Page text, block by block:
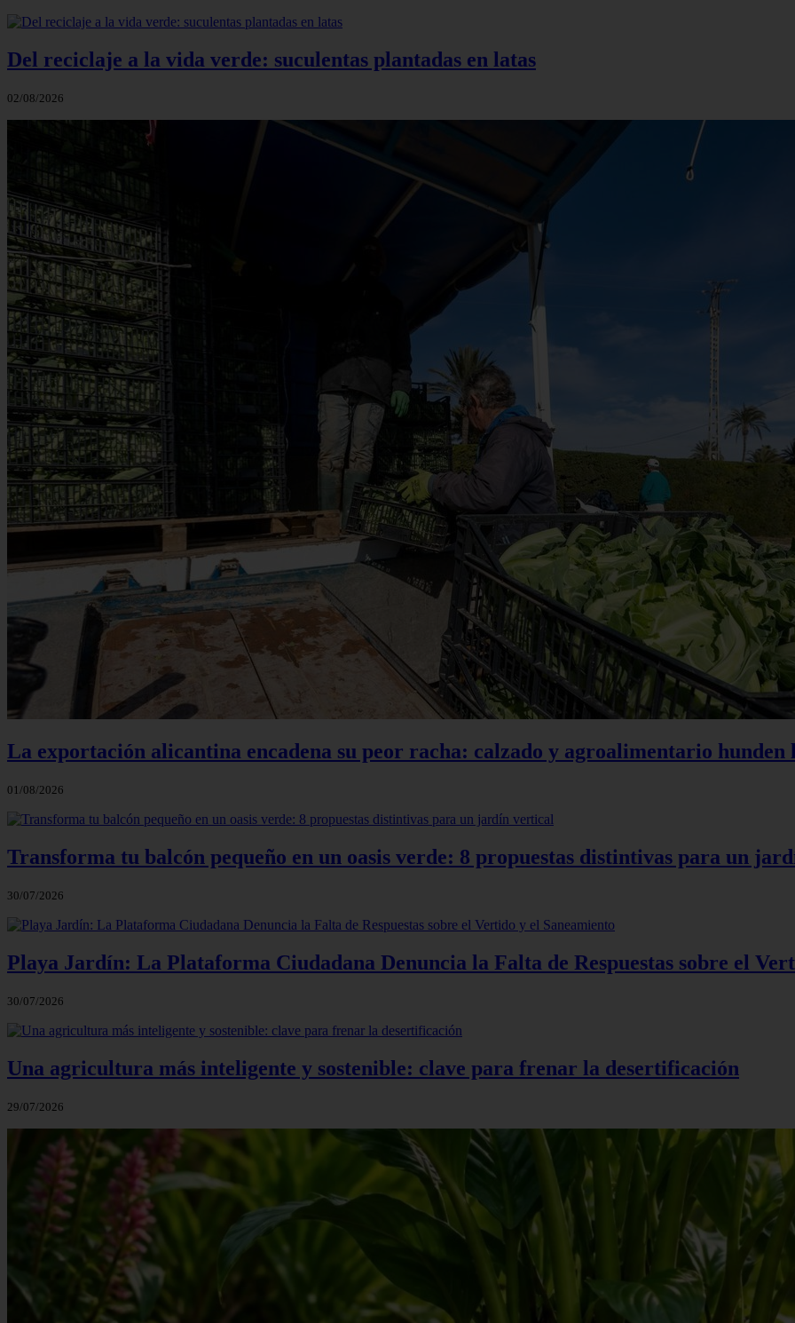
Del reciclaje a la vida verde: suculentas plantadas en latas
02/08/2026
La exportación alicantina encadena su peor racha: calzado y agroalimentario hunden
01/08/2026
Transforma tu balcón pequeño en un oasis verde: 8 propuestas distintivas para un
30/07/2026
Playa Jardín: La Plataforma Ciudadana Denuncia la Falta de Respuestas sobre el
30/07/2026
Una agricultura más inteligente y sostenible: clave para frenar la desertificación
29/07/2026